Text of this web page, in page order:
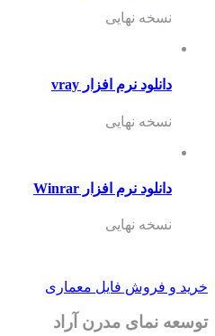
نسخه نهایی
دانلود نرم افزار vray
نسخه نهایی
دانلود نرم افزار Winrar
نسخه نهایی
خرید و فروش فایل معماری
توسعه نمای مدرن آراد